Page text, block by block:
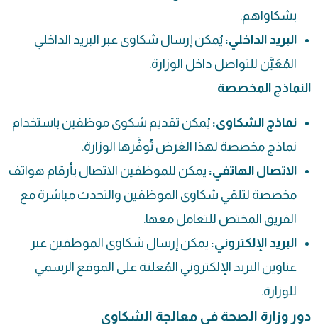
بشكاواهم.
البريد الداخلي: يُمكن إرسال شكاوى عبر البريد الداخلي
المُعَيَّن للتواصل داخل الوزارة.
النماذج المخصصة
نماذج الشكاوى: يُمكن تقديم شكوى موظفين باستخدام
نماذج مخصصة لهذا الغرض تُوفَّرها الوزارة.
الاتصال الهاتفي: يمكن للموظفين الاتصال بأرقام هواتف
مخصصة لتلقي شكاوى الموظفين والتحدث مباشرة مع
الفريق المختص للتعامل معها.
البريد الإلكتروني: يمكن إرسال شكاوى الموظفين عبر
عناوين البريد الإلكتروني المُعلنة على الموقع الرسمي
للوزارة.
دور وزارة الصحة في معالجة الشكاوى